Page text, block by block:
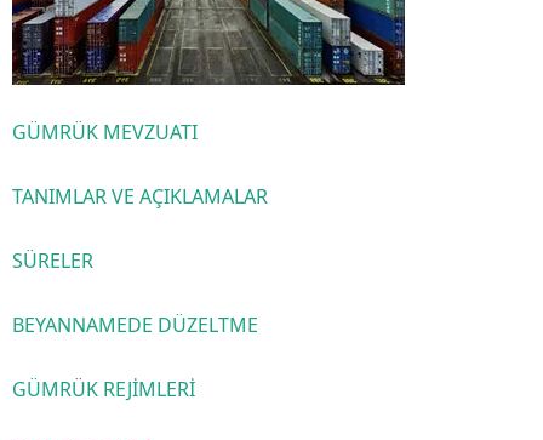
GÜMRÜK MEVZUATI
TANIMLAR VE AÇIKLAMALAR
SÜRELER
BEYANNAMEDE DÜZELTME
GÜMRÜK REJİMLERİ